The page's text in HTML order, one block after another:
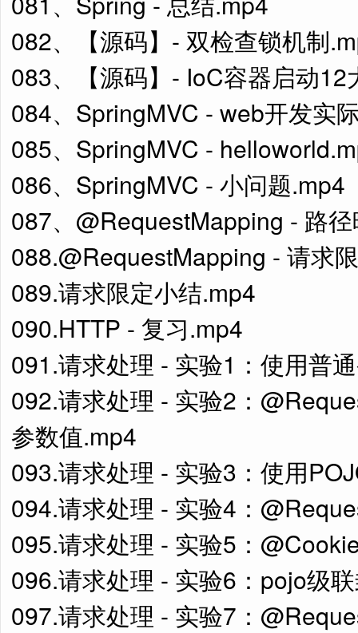
082、【源码】- 双检查锁机制
083、【源码】- IoC容器启动12
084、SpringMVC - web开发实
085、SpringMVC -
086、SpringMVC - 小问题.mp4
087、@RequestMapping - 路
088.@RequestMapping - 请求
089.请求限定小结.mp4
090.HTTP - 复习.mp4
091.请求处理 - 实验1：使用普
092.请求处理 - 实验2：
参数值.mp4
093.请求处理 - 实验3：使用
094.请求处理 - 实验4：
095.请求处理 - 实验5：
096.请求处理 - 实验6：pojo级
097.请求处理 - 实验7：